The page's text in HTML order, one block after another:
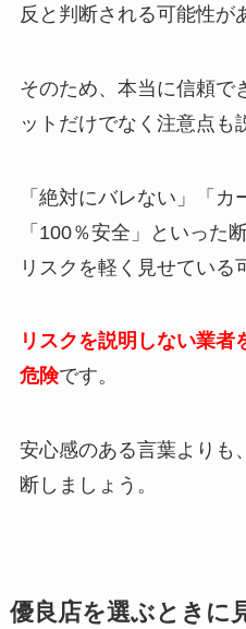
反と判断される可能性が
そのため、本当に信頼で
ットだけでなく注意点も
「絶対にバレない」「カ
「100％安全」といった
リスクを軽く見せている
リスクを説明しない業者
危険です。
安心感のある言葉よりも
断しましょう。
優良店を選ぶときに